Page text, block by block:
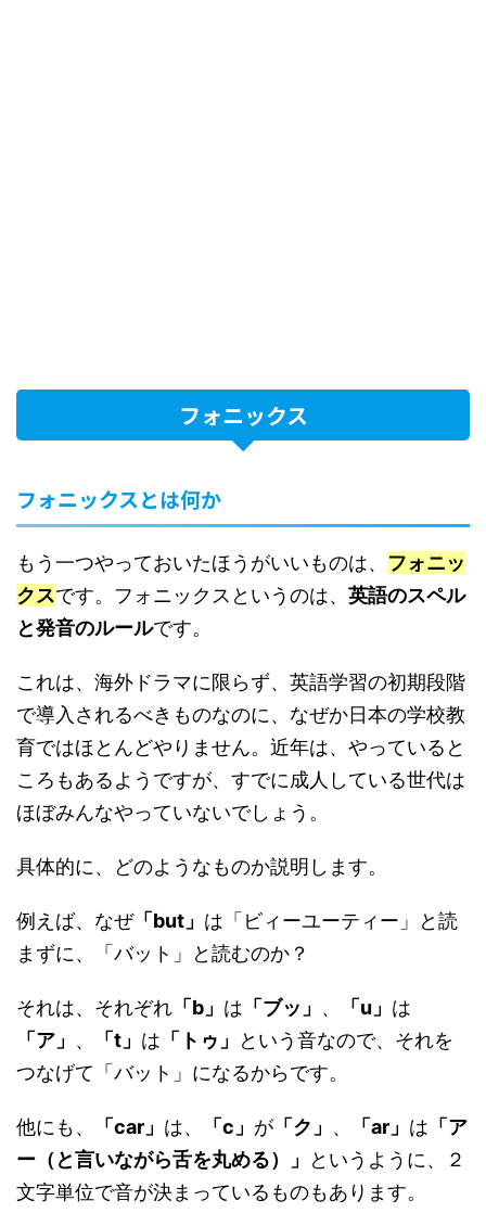
フォニックス
フォニックスとは何か
もう一つやっておいたほうがいいものは、 フォニッ
クスです。フォニックスというのは、 英語のスペル
と発音のルールです。
これは、海外ドラマに限らず、英語学習の初期段階
で導入されるべきものなのに、なぜか日本の学校教
育ではほとんどやりません。近年は、やっていると
ころもあるようですが、すでに成人している世代は
ほぼみんなやっていないでしょう。
具体的に、どのようなものか説明します。
例えば、なぜ「but」 は「ビィーユーティー」と読
まずに、「バット」と読むのか？
それは、それぞれ 「b」 は 「ブッ」 、 「u」 は
「ア」 、 「t」 は 「トゥ」
という音なので、それを
つなげて「バット」になるからです。
他にも、 「car」 は、 「c」 が 「ク」 、 「ar」 は 「ア
ー（と言いながら舌を丸める）」
というように、２
文字単位で音が決まっているものもあります。